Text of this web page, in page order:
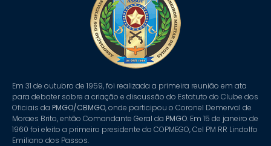
Em 31 de outubro de 1959, foi realizada a primeira reunião em ata
para debater sobre a criação e discussão do Estatuto do Clube dos
Oficiais da PMGO/CBMGO, onde participou o Coronel Demerval de
Moraes Brito, então Comandante Geral da PMGO. Em 15 de janeiro de
1960 foi eleito a primeiro presidente do COPMEGO, Cel PM RR Lindolfo
Emiliano dos Passos.